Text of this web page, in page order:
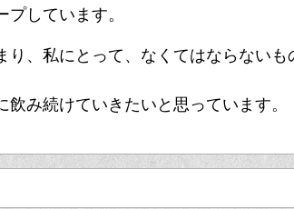
しています。
り、私にとって、なくてはならないも
飲み続けていきたいと思っています。